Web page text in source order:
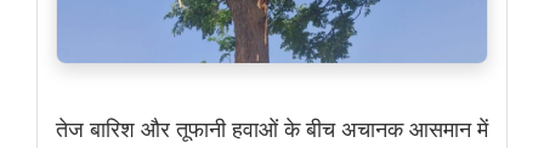
तेज बारिश और तूफानी हवाओं के बीच अचानक आसमान में